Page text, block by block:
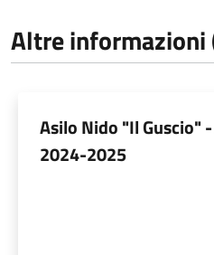
Altre informazioni
Asilo Nido "Il Guscio"
2024-2025